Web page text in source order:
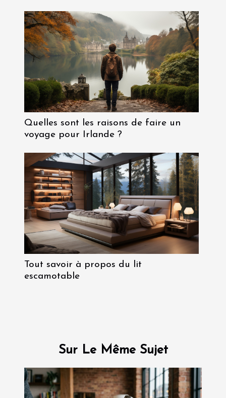
Quelles sont les raisons de faire un
voyage pour Irlande ?
Tout savoir à propos du lit
escamotable
Sur Le Même Sujet